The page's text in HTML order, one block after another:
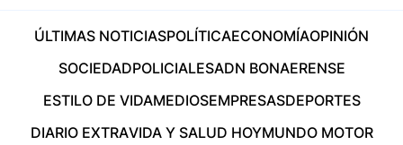
ÚLTIMAS NOTICIASPOLÍTICAECONOMÍAOPINIÓN
SOCIEDADPOLICIALESADN BONAERENSE
ESTILO DE VIDAMEDIOSEMPRESASDEPORTES
DIARIO EXTRAVIDA Y SALUD HOYMUNDO MOTOR